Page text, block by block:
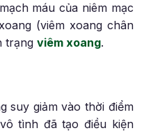
máu của niêm mạc
(viêm xoang chân
trạngviêm xoang.
suy giảm vào thời điểm
tình đã tạo điều kiện